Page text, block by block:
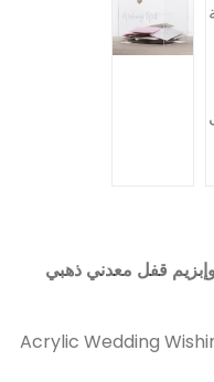
قفل معدني ذهبي
Acrylic Wedding